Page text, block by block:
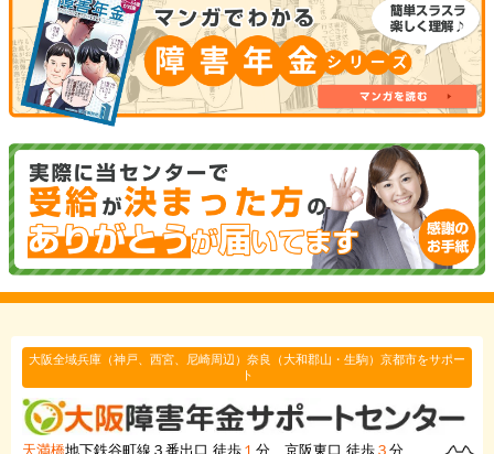
大阪全域兵庫（神戸、西宮、尼崎周辺）奈良（大和郡山・生駒）京都市をサポー
ト
天満橋地下鉄谷町線３番出口 徒歩 １ 分、京阪東口 徒歩 ３ 分